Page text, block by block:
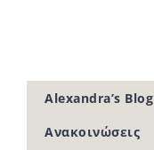
Alexandra’s Blog
Ανακοινώσεις